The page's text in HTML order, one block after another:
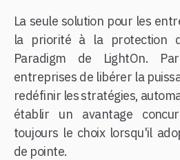
La seule solution pour les
la priorité à la protection
Paradigm de LightOn.
entreprises de libérer la
redéfinir les stratégies,
établir un avantage
toujours le choix lorsqu'il
de pointe.